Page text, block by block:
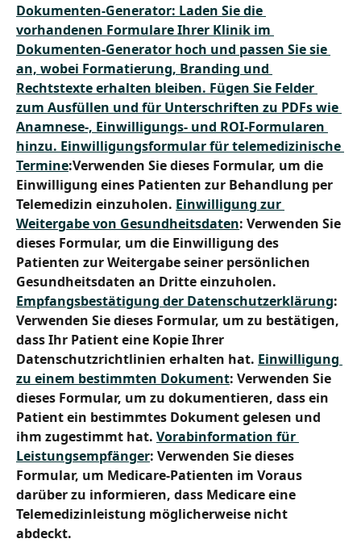
Dokumenten-Generator: Laden Sie die
vorhandenen Formulare Ihrer Klinik im
Dokumenten-Generator hoch und passen Sie sie
an, wobei Formatierung, Branding und
Rechtstexte erhalten bleiben. Fügen Sie Felder
zum Ausfüllen und für Unterschriften zu PDFs wie
Anamnese-, Einwilligungs- und ROI-Formularen
hinzu. Einwilligungsformular für telemedizinische
Termine:Verwenden Sie dieses Formular, um die
Einwilligung eines Patienten zur Behandlung per
Telemedizin einzuholen. Einwilligung zur
Weitergabe von Gesundheitsdaten: Verwenden Sie
dieses Formular, um die Einwilligung des
Patienten zur Weitergabe seiner persönlichen
Gesundheitsdaten an Dritte einzuholen.
Empfangsbestätigung der Datenschutzerklärung:
Verwenden Sie dieses Formular, um zu bestätigen,
dass Ihr Patient eine Kopie Ihrer
Datenschutzrichtlinien erhalten hat. Einwilligung
zu einem bestimmten Dokument: Verwenden Sie
dieses Formular, um zu dokumentieren, dass ein
Patient ein bestimmtes Dokument gelesen und
ihm zugestimmt hat. Vorabinformation für
Leistungsempfänger: Verwenden Sie dieses
Formular, um Medicare-Patienten im Voraus
darüber zu informieren, dass Medicare eine
Telemedizinleistung möglicherweise nicht
abdeckt.